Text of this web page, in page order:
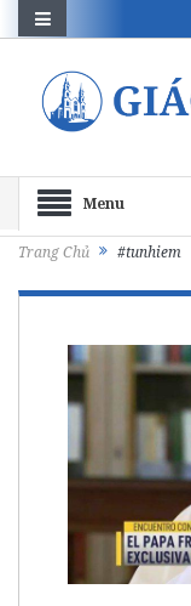
Menu
Trang Chủ #tunhiem